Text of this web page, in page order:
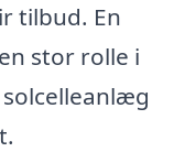
tilbud. En
stor rolle i